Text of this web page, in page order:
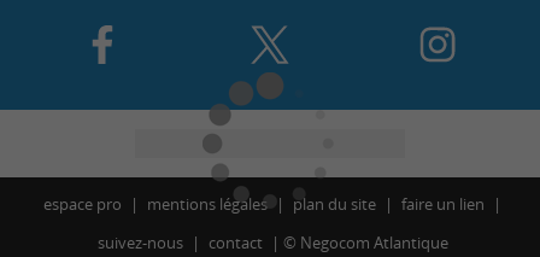
espace pro mentions légales plan du site
faire un lien
suivez-nous
contact © Negocom Atlantique